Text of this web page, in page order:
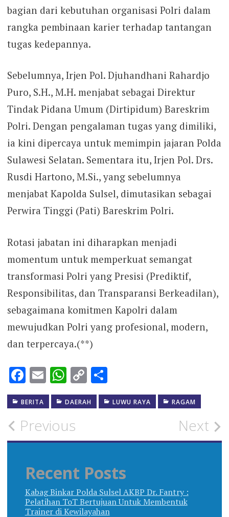
bagian dari kebutuhan organisasi Polri dalam
rangka pembinaan karier terhadap tantangan
tugas kedepannya.
Sebelumnya, Irjen Pol. Djuhandhani Rahardjo
Puro, S.H., M.H. menjabat sebagai Direktur
Tindak Pidana Umum (Dirtipidum) Bareskrim
Polri. Dengan pengalaman tugas yang dimiliki,
ia kini dipercaya untuk memimpin jajaran Polda
Sulawesi Selatan. Sementara itu, Irjen Pol. Drs.
Rusdi Hartono, M.Si., yang sebelumnya
menjabat Kapolda Sulsel, dimutasikan sebagai
Perwira Tinggi (Pati) Bareskrim Polri.
Rotasi jabatan ini diharapkan menjadi
momentum untuk memperkuat semangat
transformasi Polri yang Presisi (Prediktif,
Responsibilitas, dan Transparansi Berkeadilan),
sebagaimana komitmen Kapolri dalam
mewujudkan Polri yang profesional, modern,
dan terpercaya.(**)
Facebook
EmailWhatsApp
Copy
Link
Share
BERITA DAERAH LUWU RAYA RAGAM
Post
navigation
Previous Next
Recent Posts
Kabag Binkar Polda Sulsel AKBP Dr. Fantry :
Pelatihan ToT Bertujuan Untuk Membentuk
Trainer di Kewilayahan